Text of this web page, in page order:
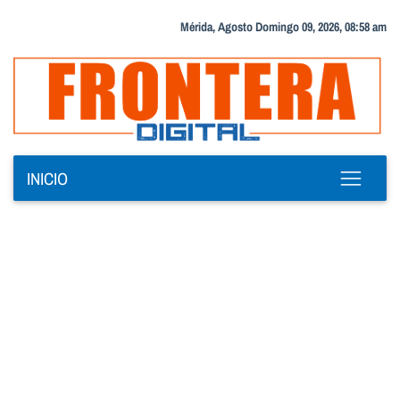
Mérida, Agosto Domingo 09, 2026, 08:58 am
INICIO